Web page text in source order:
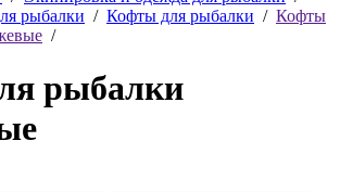
рыбалки / Кофты для рыбалки / Кофты
/
рыбалки